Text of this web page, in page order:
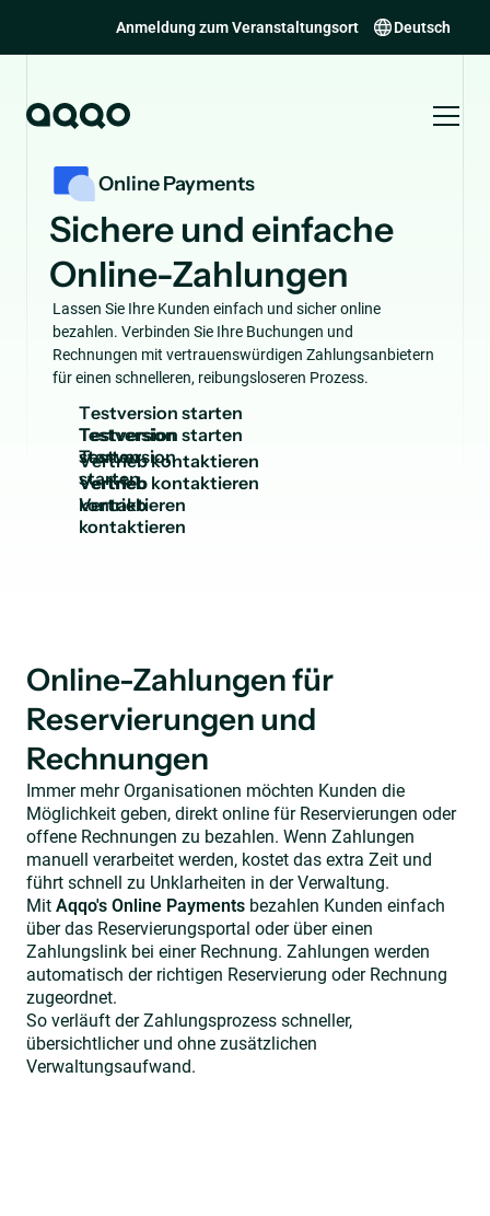
Anmeldung zum Veranstaltungsort Deutsch
Online Payments
Sichere und einfache
Online-Zahlungen
Lassen Sie Ihre Kunden einfach und sicher online
bezahlen. Verbinden Sie Ihre Buchungen und
Rechnungen mit vertrauenswürdigen Zahlungsanbietern
für einen schnelleren, reibungsloseren Prozess.
Testversionstarten
Testversion
starten
Vertriebkontaktieren
Vertrieb
kontaktieren
Online-Zahlungen für
Reservierungen und
Rechnungen
Immer mehr Organisationen möchten Kunden die
Möglichkeit geben, direkt online für Reservierungen oder
offene Rechnungen zu bezahlen. Wenn Zahlungen
manuell verarbeitet werden, kostet das extra Zeit und
führt schnell zu Unklarheiten in der Verwaltung.
Mit Aqqo's Online Payments bezahlen Kunden einfach
über das Reservierungsportal oder über einen
Zahlungslink bei einer Rechnung. Zahlungen werden
automatisch der richtigen Reservierung oder Rechnung
zugeordnet.
So verläuft der Zahlungsprozess schneller,
übersichtlicher und ohne zusätzlichen
Verwaltungsaufwand.